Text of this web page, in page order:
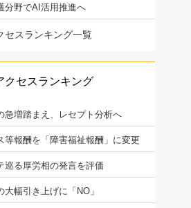
分野でAI活用推進へ
セスランキング一覧
クセスランキング
急増踏まえ、レセプト分析へ
等報酬を「障害福祉報酬」に変更
巡る厚労相の発言を評価
幅引き上げに「NO」